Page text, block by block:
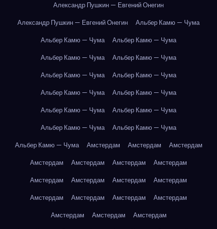
Александр Пушкин — Евгений Онегин
Александр Пушкин — Евгений Онегин
Альбер Камю — Чума
Альбер Камю — Чума
Альбер Камю — Чума
Альбер Камю — Чума
Альбер Камю — Чума
Альбер Камю — Чума
Альбер Камю — Чума
Альбер Камю — Чума
Альбер Камю — Чума
Альбер Камю — Чума
Альбер Камю — Чума
Альбер Камю — Чума
Альбер Камю — Чума
Альбер Камю — Чума
Амстердам Амстердам
Амстердам
Амстердам
Амстердам Амстердам
Амстердам
Амстердам
Амстердам Амстердам
Амстердам
Амстердам
Амстердам Амстердам
Амстердам
Амстердам
Амстердам
Амстердам